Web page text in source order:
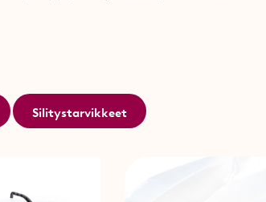
Silitystarvikkeet